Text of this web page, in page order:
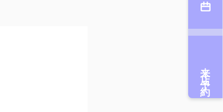
来店予約